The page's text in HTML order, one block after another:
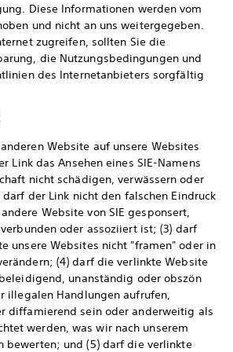
Diese Informationen werden vom
und nicht an uns weitergegeben.
zugreifen, sollten Sie die
die Nutzungsbedingungen und
des Internetanbieters sorgfältig
Website auf unsere Websites
Link das Ansehen eines SIE-Namens
nicht schädigen, verwässern oder
der Link nicht den falschen Eindruck
Website von SIE gesponsert,
oder assoziiert ist; (3) darf
unsere Websites nicht "framen" oder in
(4) darf die verlinkte Website
unanständig oder obszön
illegalen Handlungen aufrufen,
diffamierend sein oder anderweitig als
werden, was wir nach unserem
bewerten; und (5) darf die verlinkte